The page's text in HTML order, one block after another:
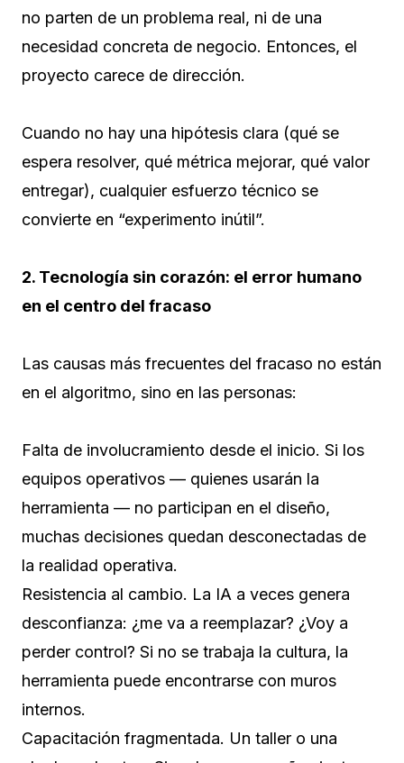
no parten de un problema real, ni de una
necesidad concreta de negocio. Entonces, el
proyecto carece de dirección.
Cuando no hay una hipótesis clara (qué se
espera resolver, qué métrica mejorar, qué valor
entregar), cualquier esfuerzo técnico se
convierte en “experimento inútil”.
2. Tecnología sin corazón: el error humano
en el centro del fracaso
Las causas más frecuentes del fracaso no están
en el algoritmo, sino en las personas:
Falta de involucramiento desde el inicio. Si los
equipos operativos — quienes usarán la
herramienta — no participan en el diseño,
muchas decisiones quedan desconectadas de
la realidad operativa.
Resistencia al cambio. La IA a veces genera
desconfianza: ¿me va a reemplazar? ¿Voy a
perder control? Si no se trabaja la cultura, la
herramienta puede encontrarse con muros
internos.
Capacitación fragmentada. Un taller o una